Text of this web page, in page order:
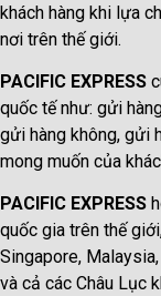
khách hàng khi lựa
nơi trên thế giới.
PACIFIC EXPRESS
quốc tế như: gửi
gửi hàng không, gửi
mong muốn của
PACIFIC EXPRESS
quốc gia trên thế
Singapore,
và cả các Châu Lục